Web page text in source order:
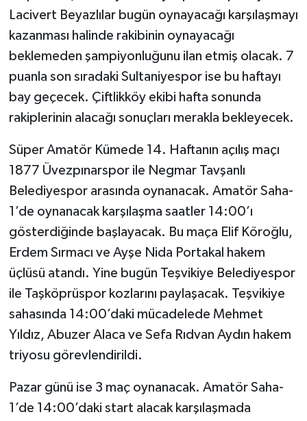
Lacivert Beyazlılar bugün oynayacağı karşılaşmayı
kazanması halinde rakibinin oynayacağı
beklemeden şampiyonluğunu ilan etmiş olacak. 7
puanla son sıradaki Sultaniyespor ise bu haftayı
bay geçecek. Çiftlikköy ekibi hafta sonunda
rakiplerinin alacağı sonuçları merakla bekleyecek.
Süper Amatör Kümede 14. Haftanın açılış maçı
1877 Üvezpınarspor ile Negmar Tavşanlı
Belediyespor arasında oynanacak. Amatör Saha-
1’de oynanacak karşılaşma saatler 14:00’ı
gösterdiğinde başlayacak. Bu maça Elif Köroğlu,
Erdem Sırmacı ve Ayşe Nida Portakal hakem
üçlüsü atandı. Yine bugün Teşvikiye Belediyespor
ile Taşköprüspor kozlarını paylaşacak. Teşvikiye
sahasında 14:00’daki mücadelede Mehmet
Yıldız, Abuzer Alaca ve Sefa Rıdvan Aydın hakem
triyosu görevlendirildi.
Pazar günü ise 3 maç oynanacak. Amatör Saha-
1’de 14:00’daki start alacak karşılaşmada